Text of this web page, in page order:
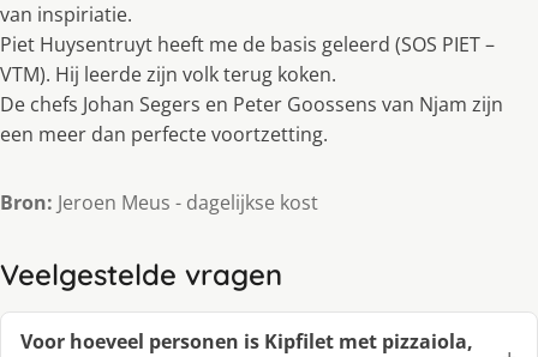
van inspiriatie.
Piet Huysentruyt heeft me de basis geleerd (SOS PIET –
VTM). Hij leerde zijn volk terug koken.
De chefs Johan Segers en Peter Goossens van Njam zijn
een meer dan perfecte voortzetting.
Bron: Jeroen Meus - dagelijkse kost
Veelgestelde vragen
Voor hoeveel personen is Kipfilet met pizzaiola,